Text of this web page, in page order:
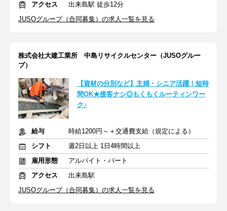
アクセス
出来島駅 徒歩12分
JUSOグループ（合同募集）の求人一覧を見る
株式会社大建工業所 中島リサイクルセンター（JUSOグルー
プ）
【資材の分別など】主婦・シニア活躍！短時
間OK★接客ナシ◎もくもくルーティンワー
ク♪
給与
時給1200円～＋交通費支給（規定による）
シフト
週2日以上 1日4時間以上
雇用形態
アルバイト・パート
アクセス
出来島駅
JUSOグループ（合同募集）の求人一覧を見る